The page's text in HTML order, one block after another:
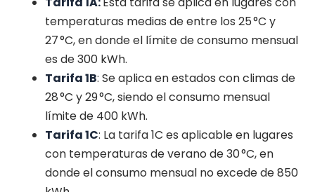
temperaturas medias de entre los 25 °C y
27 °C, en donde el límite de consumo mensual
es de 300 kWh.
Tarifa 1B: Se aplica en estados con climas de
28 °C y 29 °C, siendo el consumo mensual
límite de 400 kWh.
Tarifa 1C: La tarifa 1C es aplicable en lugares
con temperaturas de verano de 30 °C, en
donde el consumo mensual no excede de 850